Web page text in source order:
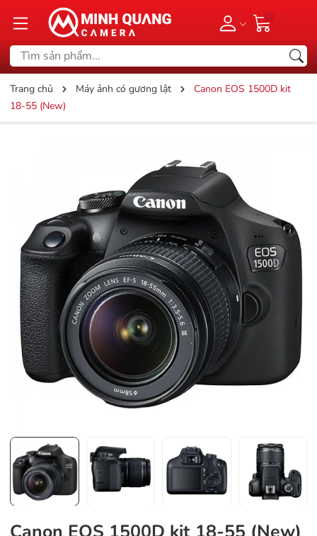
Trang chủ Máy ảnh có gương lật
Canon EOS 1500D kit
18-55 (New)